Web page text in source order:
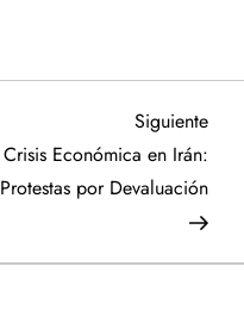
Siguiente
Crisis Económica en Irán:
Protestas por Devaluación